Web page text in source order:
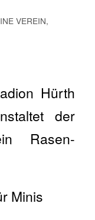
VEREIN,
Hürth
der
Rasen-
Minis